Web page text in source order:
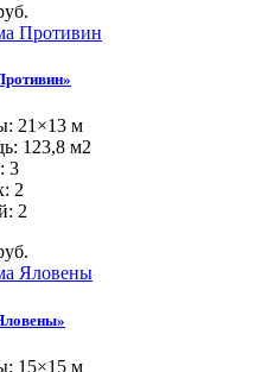
21×13 м
123,8 м2
3
2
2
15×15 м